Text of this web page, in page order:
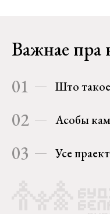
Важнае пра
01 Што такое
02 Асобы
03 Усе